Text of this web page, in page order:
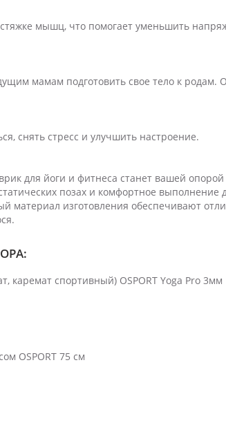
мышц, что помогает уменьшить
мамам подготовить свое тело к родам.
снять стресс и улучшить настроение.
для йоги и фитнеса станет вашей
позах и комфортное выполнение
материал изготовления обеспечивают
каремат спортивный) OSPORT Yoga Pro 3мм
OSPORT 75 см